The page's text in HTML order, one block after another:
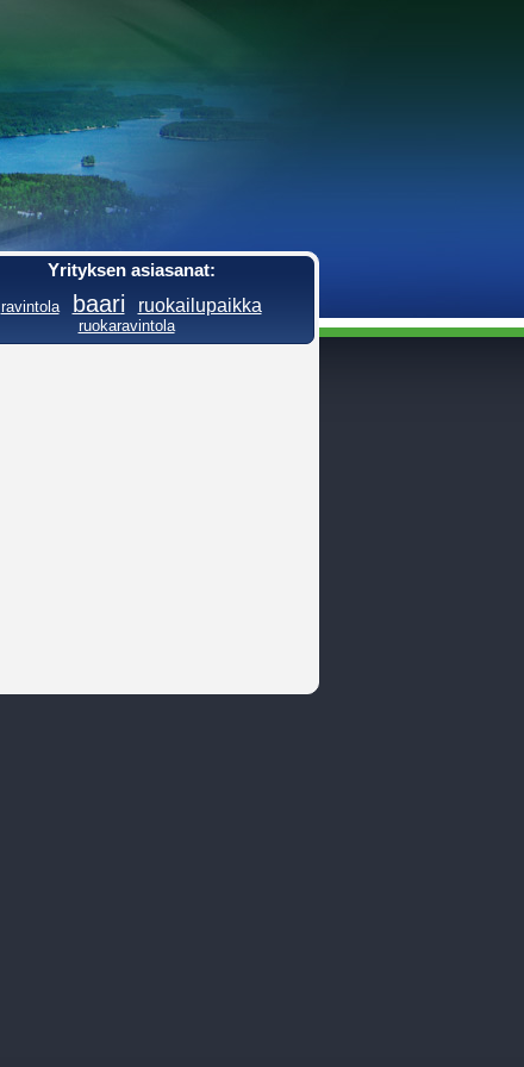
Yrityksen asiasanat:
ravintola baari ruokailupaikka
ruokaravintola